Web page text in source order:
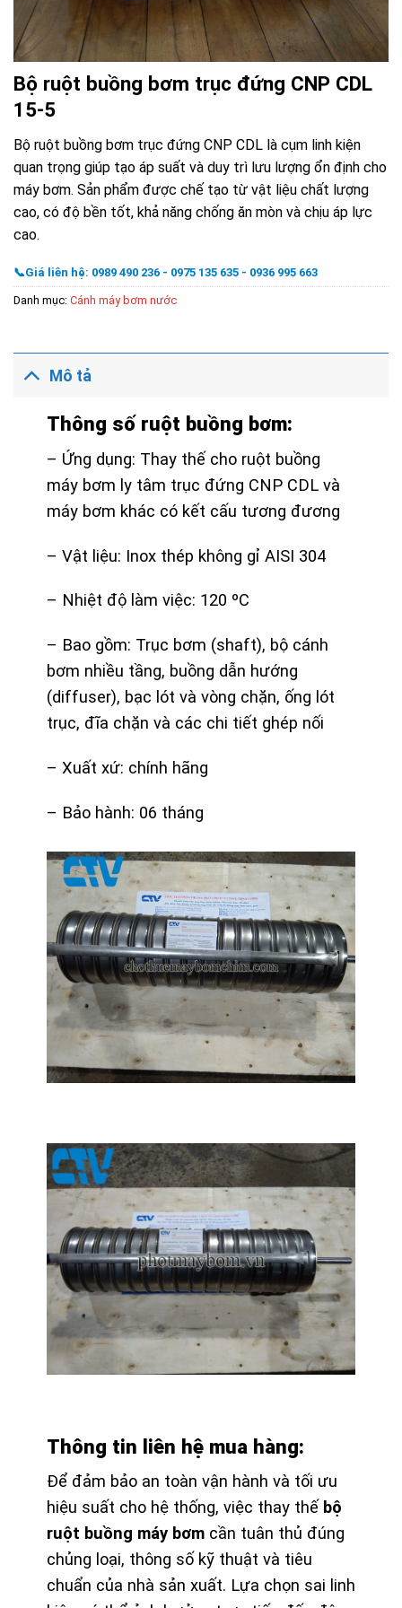
Bộ ruột buồng bơm trục đứng CNP CDL
15-5
Bộ ruột buồng bơm trục đứng CNP CDL là cụm linh kiện
quan trọng giúp tạo áp suất và duy trì lưu lượng ổn định cho
máy bơm. Sản phẩm được chế tạo từ vật liệu chất lượng
cao, có độ bền tốt, khả năng chống ăn mòn và chịu áp lực
cao.
📞Giá liên hệ: 0989 490 236 - 0975 135 635 - 0936 995 663
Danh mục: Cánh máy bơm nước
Mô tả
Thông số ruột buồng bơm:
– Ứng dụng: Thay thế cho ruột buồng
máy bơm ly tâm trục đứng CNP CDL và
máy bơm khác có kết cấu tương đương
– Vật liệu: Inox thép không gỉ AISI 304
– Nhiệt độ làm việc: 120 ºC
– Bao gồm: Trục bơm (shaft), bộ cánh
bơm nhiều tầng, buồng dẫn hướng
(diffuser), bạc lót và vòng chặn, ống lót
trục, đĩa chặn và các chi tiết ghép nối
– Xuất xứ: chính hãng
– Bảo hành: 06 tháng
Thông tin liên hệ mua hàng:
Để đảm bảo an toàn vận hành và tối ưu
hiệu suất cho hệ thống, việc thay thế bộ
ruột buồng máy bơmcần tuân thủ đúng
chủng loại, thông số kỹ thuật và tiêu
chuẩn của nhà sản xuất. Lựa chọn sai linh